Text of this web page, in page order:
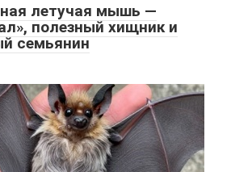
летучая мышь —
полезный хищник и
семьянин